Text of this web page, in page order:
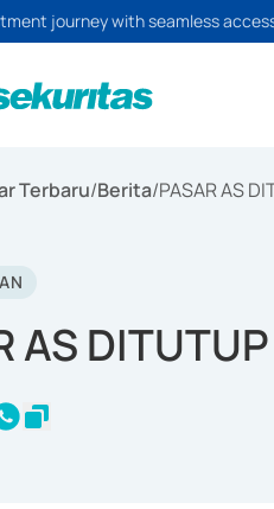
journey with seamless
Terbaru/Berita/PASAR AS
AS